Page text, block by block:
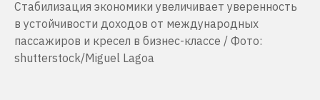
Стабилизация экономики увеличивает уверенность
в устойчивости доходов от международных
пассажиров и кресел в бизнес-классе / Фото:
shutterstock/Miguel Lagoa